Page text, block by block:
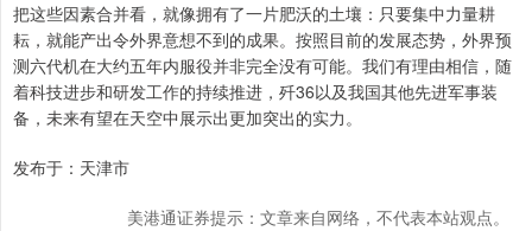
把这些因素合并看，就像拥有了一片肥沃的土壤：只要集中力量耕
耘，就能产出令外界意想不到的成果。按照目前的发展态势，外界预
测六代机在大约五年内服役并非完全没有可能。我们有理由相信，随
着科技进步和研发工作的持续推进，歼36以及我国其他先进军事装
备，未来有望在天空中展示出更加突出的实力。
发布于：天津市
美港通证券提示：文章来自网络，不代表本站观点。